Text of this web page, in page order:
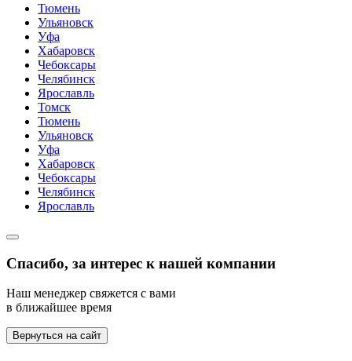
Тюмень
Ульяновск
Уфа
Хабаровск
Чебоксары
Челябинск
Ярославль
Томск
Тюмень
Ульяновск
Уфа
Хабаровск
Чебоксары
Челябинск
Ярославль
Спасибо, за интерес к нашей компании
Наш менеджер свяжется с вами
в ближайшее время
Вернуться на сайт